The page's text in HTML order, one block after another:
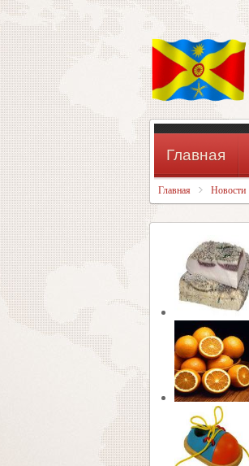
Главная
Главная Новости